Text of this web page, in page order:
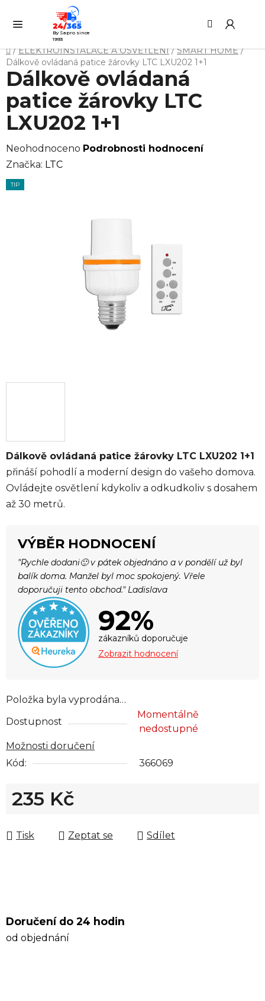
obsah
By Sapro since
1993
Domů
/ ELEKTROINSTALACE A OSVĚTLENÍ / SMART HOME /
Dálkově ovládaná patice žárovky LTC LXU202 1+1
Dálkově ovládaná patice žárovky LTC LXU202 1+1
přináší pohodlí a moderní design do vašeho domova.
Ovládejte osvětlení kdykoliv a odkudkoliv s dosahem
až 30 metrů.
VÝBĚR HODNOCENÍ
"Rychle dodani🙂 v pátek objednáno a v pondělí už byl
balík doma. Manžel byl moc spokojený. Vřele
doporučuji tento obchod." Ladislava
92%
zákazníků doporučuje
Zobrazit hodnocení
Položka byla vyprodána…
Dostupnost
Momentálně
nedostupné
Možnosti doručení
Kód:
366069
235 Kč
Tisk
Zeptat se Sdílet
Dálkově ovládaná
patice žárovky LTC
LXU202 1+1
Průměrné
hodnocení
produktu
Neohodnoceno Podrobnosti hodnocení
Značka: LTC
TIP
Doručení do 24 hodin
od objednání